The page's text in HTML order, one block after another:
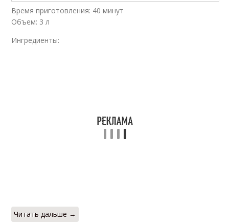
Время приготовления: 40 минут
Объем: 3 л
Ингредиенты:
Читать дальше →